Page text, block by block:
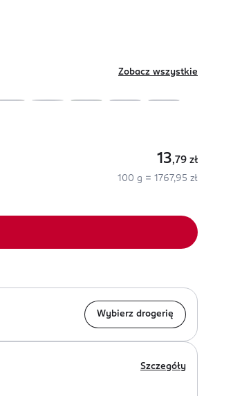
Zobacz wszystkie
13,79 zł
100 g = 1767,95 zł
Wybierz drogerię
Szczegóły